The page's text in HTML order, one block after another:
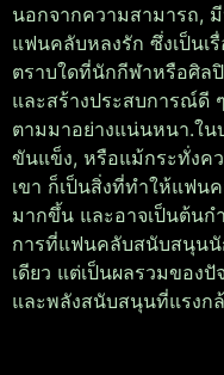
นอกจากความสามารถ,
แฟนคลับหลงรัก ซึ่งเป็นเ
ตราบใดที่นักกีฬาหรือศิล
และสร้างประสบการณ์ดี
ตามมาอย่างแน่นหนา.ใน
ขันแข็ง, หรือแม้กระทั่งค
เขา ก็เป็นสิ่งที่ทำให้แฟน
มากขึ้น และอาจเป็นต้น
การที่แฟนคลับสนับสนุนนั
เดียว แต่เป็นผลรวมของ
และพลังสนับสนุนที่แรงก